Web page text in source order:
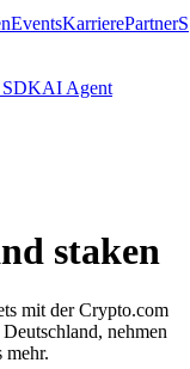
EventsKarrierePartnerS
SDKAI Agent
staken
mit der Crypto.com
nehmen
mehr.